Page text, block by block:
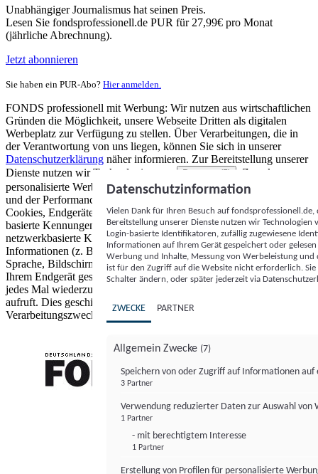
Unabhängiger Journalismus hat seinen Preis.
Lesen Sie fondsprofessionell.de PUR für 27,99€ pro Monat
(jährliche Abrechnung).
Jetzt abonnieren
Sie haben ein PUR-Abo? Hier anmelden.
FONDS professionell mit Werbung: Wir nutzen aus wirtschaftlichen
Gründen die Möglichkeit, unsere Webseite Dritten als digitalen
Werbeplatz zur Verfügung zu stellen. Über Verarbeitungen, die in
der Verantwortung von uns liegen, können Sie sich in unserer
Datenschutzerklärung näher informieren. Zur Bereitstellung unserer
Dienste nutzen wir Technologien von
Partnern (5)
. Zwecke:
personalisierte Werbung und Inhalte, Messung von Werbeleistung
und der Performance von Inhalten sowie Zielgruppenforschung.
Cookies, Endgeräte- oder ähnliche Online-Kennungen (z. B. login-
basierte Kennungen, zufällig generierte Kennungen,
netzwerkbasierte Kennungen) können zusammen mit anderen
Informationen (z. B. Browsertyp und Browserinformationen,
Sprache, Bildschirmgröße, unterstützte Technologien usw.) auf
Ihrem Endgerät gespeichert oder von dort ausgelesen werden, um es
jedes Mal wiederzuerkennen, wenn es eine App oder einer Webseite
aufruft. Dies geschieht für einen oder mehrere der hier aufgeführten
Verarbeitungszwecke.
Datenschutzinformation
Vielen Dank für Ihren Besuch auf
Bereitstellung unserer Dienste nutzen wir Technologien
Login-basierte Identifikatoren, zufällig zugewiesene
Informationen auf Ihrem Gerät gespeichert oder
Werbung und Inhalte, Messung von Werbeleistung
ist für den Zugriff auf die Website nicht erforderlich.
Schalter ändern, oder später jederzeit via
ZWECKE PARTNER
Allgemein Zwecke (7)
Speichern von oder Zugriff auf Informationen auf
3 Partner
Verwendung reduzierter Daten zur Auswahl von
1 Partner
- mit berechtigtem Interesse
1 Partner
Erstellung von Profilen für personalisierte
FONDS professionell